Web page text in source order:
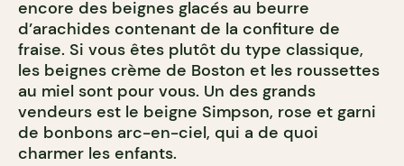
encore des beignes glacés au beurre
d’arachides contenant de la confiture de
fraise. Si vous êtes plutôt du type classique,
les beignes crème de Boston et les roussettes
au miel sont pour vous. Un des grands
vendeurs est le beigne Simpson, rose et garni
de bonbons arc-en-ciel, qui a de quoi
charmer les enfants.